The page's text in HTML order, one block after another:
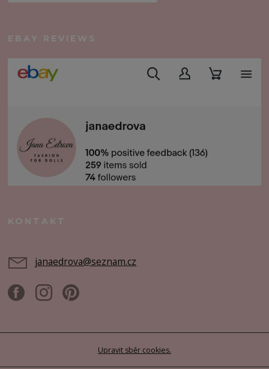
EBAY REVIEWS
KONTAKT
janaedrova@seznam.cz
Upravit sběr cookies.